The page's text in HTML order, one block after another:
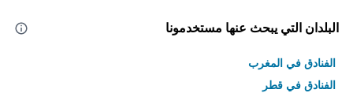
البلدان التي يبحث عنها مستخدمونا
الفنادق في المغرب
الفنادق في قطر